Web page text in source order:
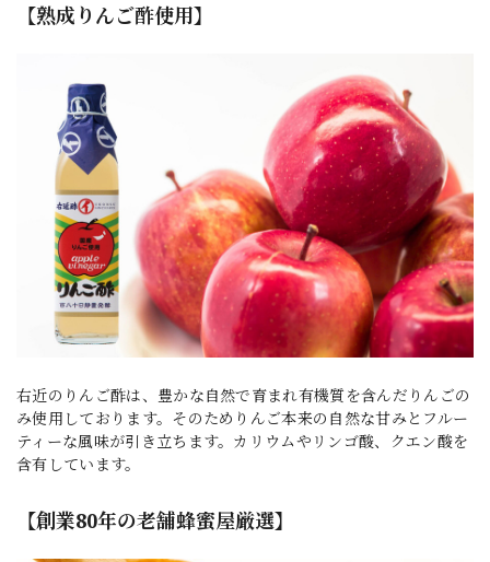
【熟成りんご酢使用】
右近のりんご酢は、豊かな自然で育まれ有機質を含んだりんごの
み使用しております。そのためりんご本来の自然な甘みとフルー
ティーな風味が引き立ちます。カリウムやリンゴ酸、クエン酸を
含有しています。
【創業80年の老舗蜂蜜屋厳選】